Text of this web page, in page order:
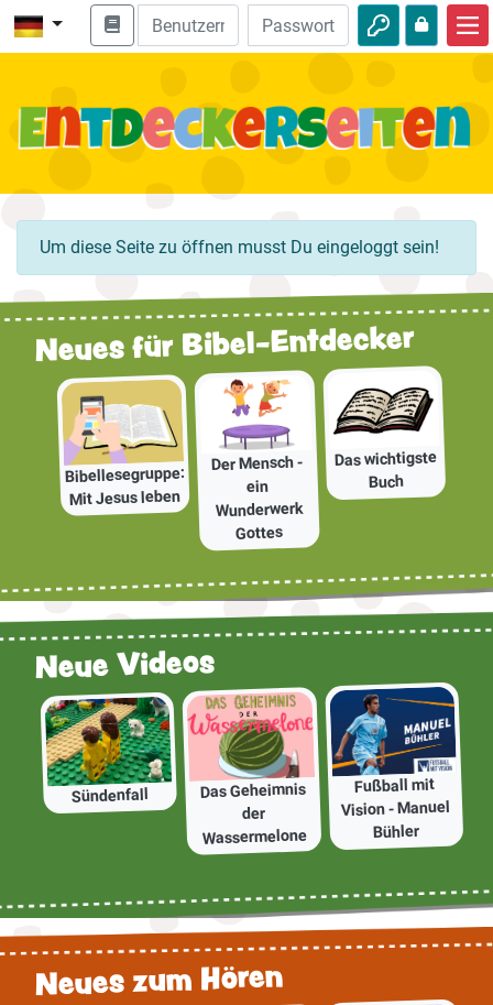
Bibel entdecken
Audio
Abenteuer
Freizeit
Um diese Seite zu öffnen musst Du eingeloggt sein!
Neues für Bibel-Entdecker
Bibellesegruppe:
Mit Jesus leben
Der Mensch -
ein
Wunderwerk
Gottes
Das wichtigste
Buch
Neue Videos
Sündenfall Das Geheimnis
der
Wassermelone
Fußball mit
Vision - Manuel
Bühler
Neues zum Hören